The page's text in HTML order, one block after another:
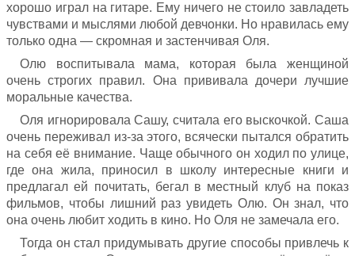
хорошо играл на гитаре. Ему ничего не стоило завладеть
чувствами и мыслями любой девчонки. Но нравилась ему
только одна — скромная и застенчивая Оля.
Олю воспитывала мама, которая была женщиной
очень строгих правил. Она прививала дочери лучшие
моральные качества.
Оля игнорировала Сашу, считала его выскочкой. Саша
очень переживал из-за этого, всячески пытался обратить
на себя её внимание. Чаще обычного он ходил по улице,
где она жила, приносил в школу интересные книги и
предлагал ей почитать, бегал в местный клуб на показ
фильмов, чтобы лишний раз увидеть Олю. Он знал, что
она очень любит ходить в кино. Но Оля не замечала его.
Тогда он стал придумывать другие способы привлечь к